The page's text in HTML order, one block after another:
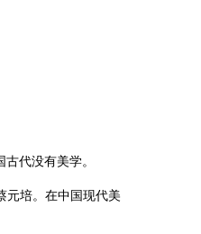
代没有美学。
元培。在中国现代美